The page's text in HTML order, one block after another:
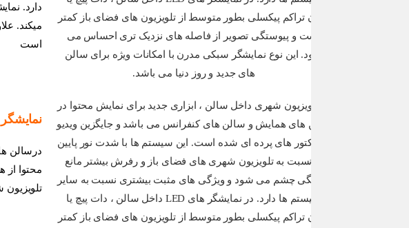
دارد. نمایشگر های داخل سالن
میکند. علاوه بر آن نمایش
است
نمایشگر سالن کنفرانس
درسالن های کنفرانس مدرن
محتوا از هر یک از جایگاه شرکت
تلویزیون شهری فضای بسته می